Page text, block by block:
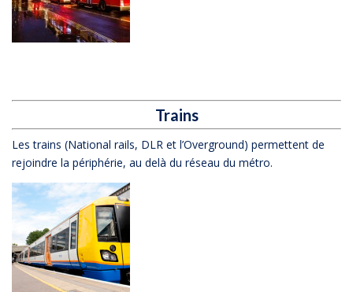
Trains
Les trains (National rails, DLR et l’Overground) permettent de
rejoindre la périphérie, au delà du réseau du métro.